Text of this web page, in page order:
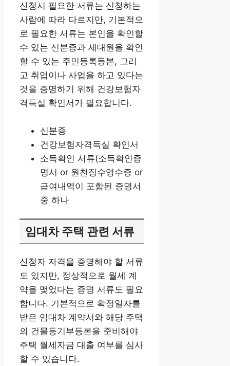
신청시 필요한 서류는 신청하는
사람에 따라 다르지만, 기본적으
로 필요한 서류는 본인을 확인할
수 있는 신분증과 세대원을 확인
할 수 있는 주민등록등본, 그리
고 취업이나 사업을 하고 있다는
것을 증명하기 위해 건강보험자
격득실 확인서가 필요합니다.
신분증
건강보험자격득실 확인서
소득확인 서류(소득확인증
명서 or 원천징수영수증 or
급여내역이 포함된 증명서
중 하나
임대차 주택 관련 서류
신청자 자격을 증명해야 할 서류
도 있지만, 정상적으로 월세 계
약을 맺었다는 증명 서류도 필요
합니다. 기본적으로 확정일자를
받은 임대차 계약서와 해당 주택
의 건물등기부등본을 준비해야
주택 월세자금 대출 여부를 심사
할 수 있습니다.